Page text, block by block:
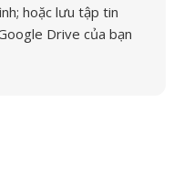
hoặc lưu tập tin
Drive của bạn